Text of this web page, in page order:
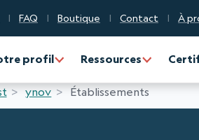
FAQ Boutique Contact À
profil Ressources
ynov Établissements